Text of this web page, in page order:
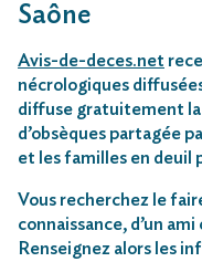
Saône
Avis-de-deces.net
nécrologiques
diffuse gratuitement la
d’obsèques partagée
et les familles en deuil
Vous recherchez le
connaissance, d’un
Renseignez alors les